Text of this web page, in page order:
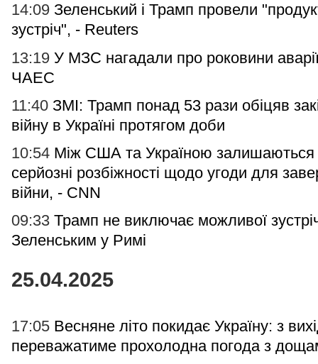
14:09 Зеленський і Трамп провели
зустріч", - Reuters
13:19 У МЗС нагадали про роковини
ЧАЕС
11:40 ЗМІ: Трамп понад 53 рази обіцяв
війну в Україні протягом доби
10:54 Між США та Україною залишаються
серйозні розбіжності щодо угоди для
війни, - CNN
09:33 Трамп не виключає можливої
Зеленським у Римі
25.04.2025
17:05 Весняне літо покидає Україну: з
переважатиме прохолодна погода з